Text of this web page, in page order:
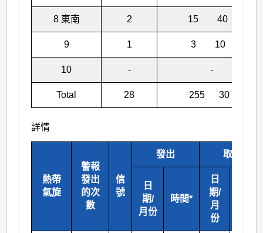
8 東南 2 15 40
9 1 3 10
10 - -
Total 28 255 30
詳情
熱帶
氣旋
警報
發出
的次
數
信
號
發出 取消
日
期/
月份
時間*
日
期/
月
份